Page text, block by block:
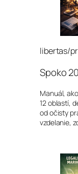
libertas/
Spoko
Manuál,
12 oblastí,
od očisty
vzdelanie,